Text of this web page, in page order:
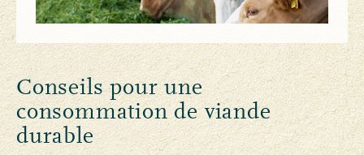
Conseils pour une
consommation de viande
durable